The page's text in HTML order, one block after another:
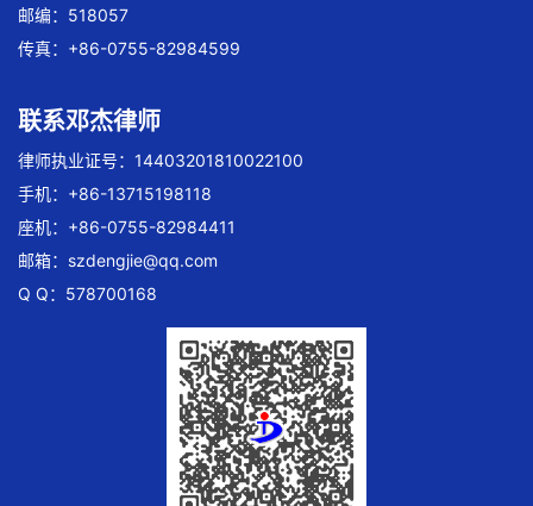
邮编：518057
传真：+86-0755-82984599
联系邓杰律师
律师执业证号：14403201810022100
手机：+86-13715198118
座机：+86-0755-82984411
邮箱： szdengjie@qq.com
Q Q：578700168